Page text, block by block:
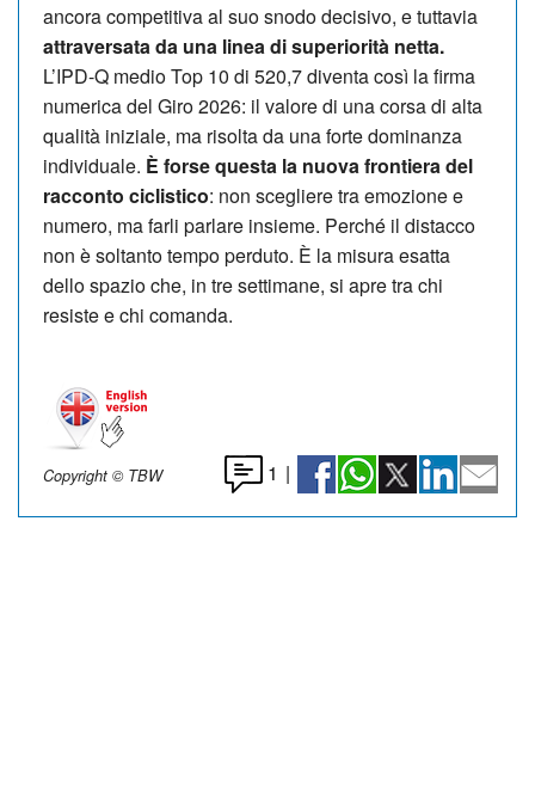
ancora competitiva al suo snodo decisivo, e tuttavia
attraversata da una linea di superiorità netta.
L’IPD-Q medio Top 10 di 520,7 diventa così la firma
numerica del Giro 2026: il valore di una corsa di alta
qualità iniziale, ma risolta da una forte dominanza
individuale. È forse questa la nuova frontiera del
racconto ciclistico: non scegliere tra emozione e
numero, ma farli parlare insieme. Perché il distacco
non è soltanto tempo perduto. È la misura esatta
dello spazio che, in tre settimane, si apre tra chi
resiste e chi comanda.
Copyright © TBW 1 |